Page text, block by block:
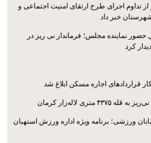
تداوم اجرای طرح ارتقای امنیت اجتماعی و
خبر داد
حضور نماینده مجلس؛ فرماندار نی ریز در
کرد
قراردادهای اجاره مسکن ابلاغ شد
لاله‌زار کرمان
ورزشی؛ برنامه ویژه اداره ورزش استهبان